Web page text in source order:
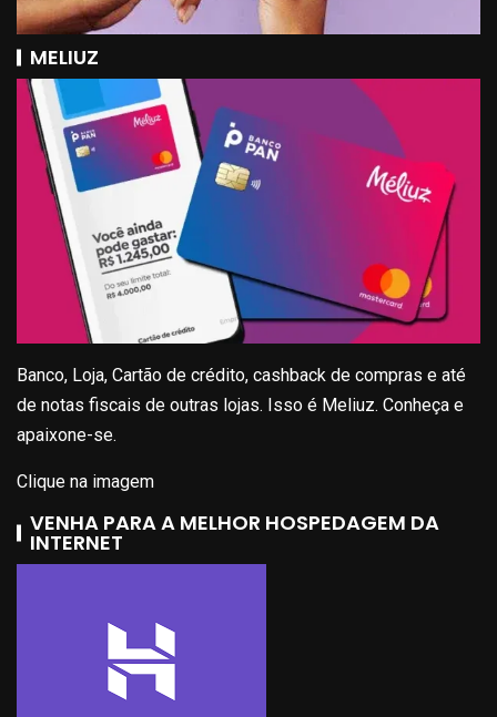
MELIUZ
Banco, Loja, Cartão de crédito, cashback de compras e até
de notas fiscais de outras lojas. Isso é Meliuz. Conheça e
apaixone-se.
Clique na imagem
VENHA PARA A MELHOR HOSPEDAGEM DA
INTERNET